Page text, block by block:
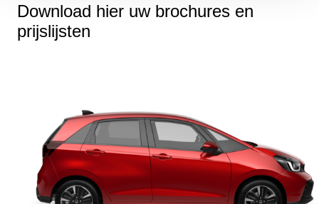
Download hier uw brochures en
prijslijsten